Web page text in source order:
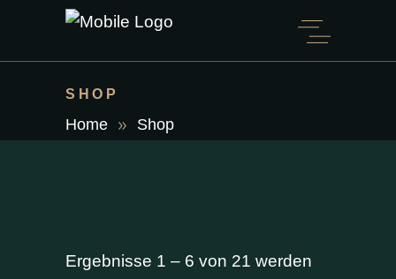
SHOP
Home Shop
Ergebnisse 1 – 6 von 21 werden